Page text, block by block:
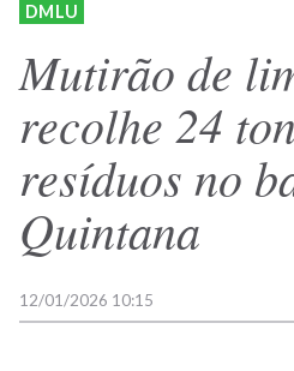
DMLU
Mutirão de
recolhe 24
resíduos no
Quintana
12/01/2026 10:15